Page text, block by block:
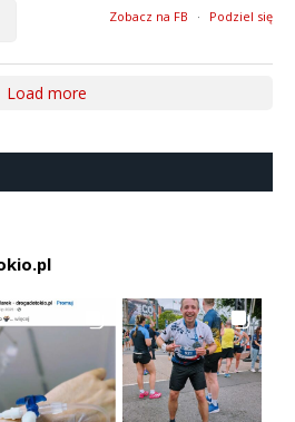
Zobacz na FB · Podziel się
Load more